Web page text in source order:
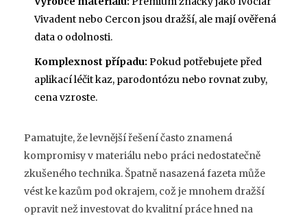
Vivadent nebo Cercon jsou dražší, ale mají ověřená
data o odolnosti.
Komplexnost případu: Pokud potřebujete před
aplikací léčit kaz, parodontózu nebo rovnat zuby,
cena vzroste.
Pamatujte, že levnější řešení často znamená
kompromisy v materiálu nebo práci nedostatečně
zkušeného technika. Špatně nasazená fazeta může
vést ke kazům pod okrajem, což je mnohem dražší
opravit než investovat do kvalitní práce hned na